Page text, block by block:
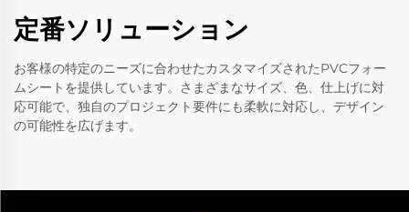
定番ソリューション
お客様の特定のニーズに合わせたカスタマイズされたPVCフォー
ムシートを提供しています。さまざまなサイズ、色、仕上げに対
応可能で、独自のプロジェクト要件にも柔軟に対応し、デザイン
の可能性を広げます。